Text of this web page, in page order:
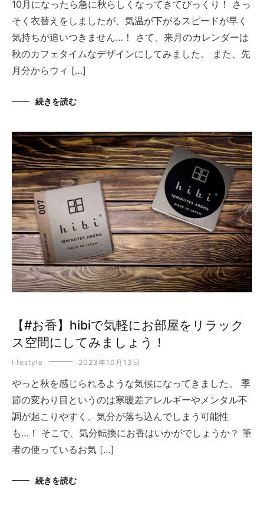
10月になったら急に秋らしくなってきてびっくり！ さっ
そく衣替えをしましたが、気温が下がるスピードが早く
気持ちが追いつきません…！ さて、来月のカレンダーは
秋のカフェタイムなデザインにしてみました。 また、先
月分からウィ […]
続きを読む
【#お香】hibiで気軽にお部屋をリラック
ス空間にしてみましょう！
lifestyle 2023年10月13日
やっと秋を感じられるような気候になってきました。 季
節の変わり目というのは寒暖差アレルギーやメンタル不
調が起こりやすく、気分が落ち込んでしまう可能性
も…！ そこで、気分転換にお香はいかがでしょうか？ 筆
者の使っているお気 […]
続きを読む